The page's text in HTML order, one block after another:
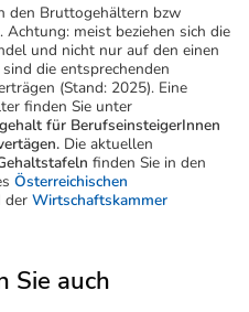
den Bruttogehältern bzw
meist beziehen sich die
und nicht nur auf den einen
die entsprechenden
(Stand: 2025). Eine
finden Sie unter
für BerufseinsteigerInnen
Die aktuellen
finden Sie in den
Österreichischen
der Wirtschaftskammer
Sie auch